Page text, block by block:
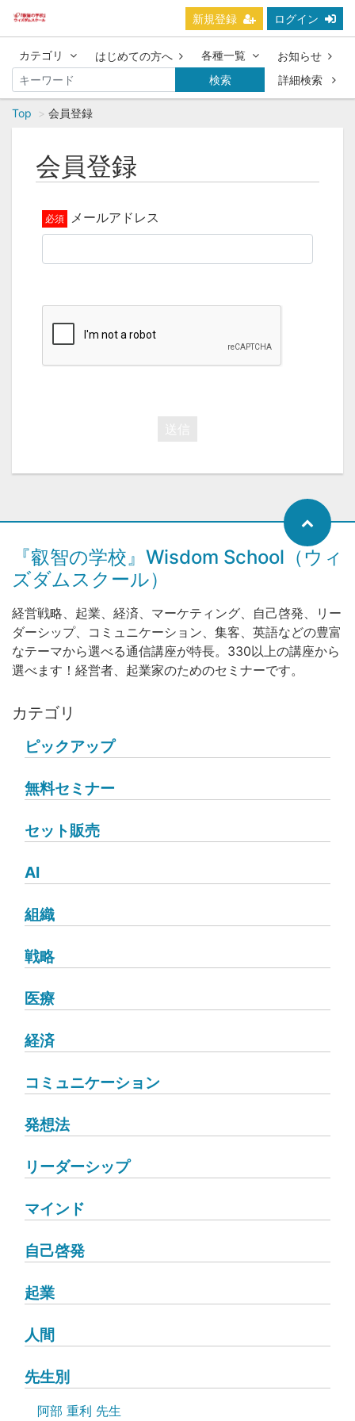
新規登録 ログイン
カテゴリ はじめての方へ 各種一覧
お知らせ
検索
詳細検索
Top 会員登録
会員登録
メールアドレス
『叡智の学校』Wisdom School（ウィ
ズダムスクール）
経営戦略、起業、経済、マーケティング、自己啓発、リー
ダーシップ、コミュニケーション、集客、英語などの豊富
なテーマから選べる通信講座が特長。330以上の講座から
選べます！経営者、起業家のためのセミナーです。
カテゴリ
ピックアップ
無料セミナー
セット販売
AI
組織
戦略
医療
経済
コミュニケーション
発想法
リーダーシップ
マインド
自己啓発
起業
人間
先生別
阿部 重利 先生